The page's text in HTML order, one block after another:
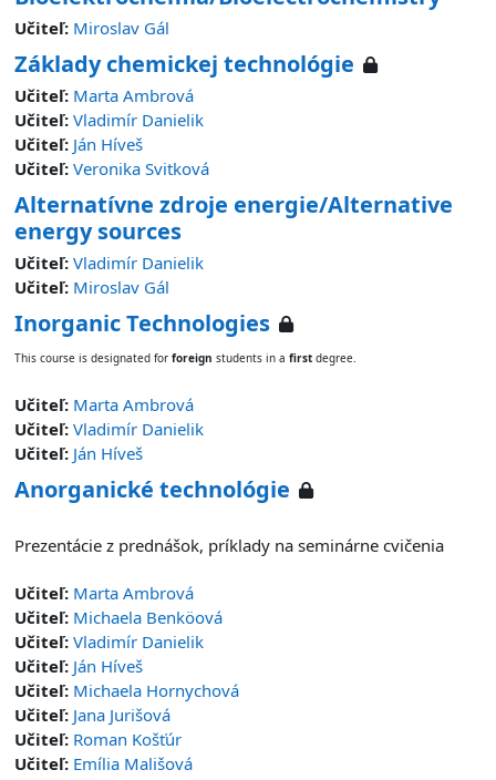
Učiteľ: Miroslav Gál
Základy chemickej technológie
Učiteľ: Marta Ambrová
Učiteľ: Vladimír Danielik
Učiteľ: Ján Híveš
Učiteľ: Veronika Svitková
Alternatívne zdroje energie/Alternative
energy sources
Učiteľ: Vladimír Danielik
Učiteľ: Miroslav Gál
Inorganic Technologies
This course is designated for foreign students in a first degree.
Učiteľ: Marta Ambrová
Učiteľ: Vladimír Danielik
Učiteľ: Ján Híveš
Anorganické technológie
Prezentácie z prednášok, príklady na seminárne cvičenia
Učiteľ: Marta Ambrová
Učiteľ: Michaela Benköová
Učiteľ: Vladimír Danielik
Učiteľ: Ján Híveš
Učiteľ: Michaela Hornychová
Učiteľ: Jana Jurišová
Učiteľ: Roman Košťúr
Učiteľ: Emília Mališová